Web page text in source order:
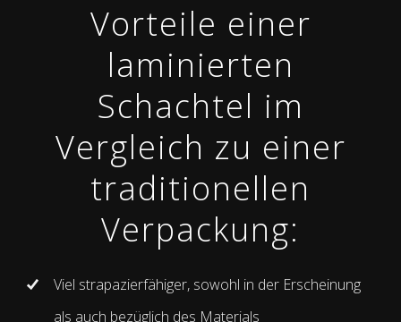
Vorteile einer
laminierten
Schachtel im
Vergleich zu einer
traditionellen
Verpackung:
Viel strapazierfähiger, sowohl in der Erscheinung
als auch bezüglich des Materials